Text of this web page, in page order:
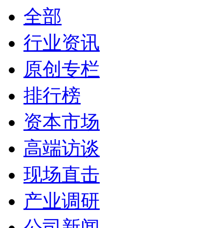
全部
行业资讯
原创专栏
排行榜
资本市场
高端访谈
现场直击
产业调研